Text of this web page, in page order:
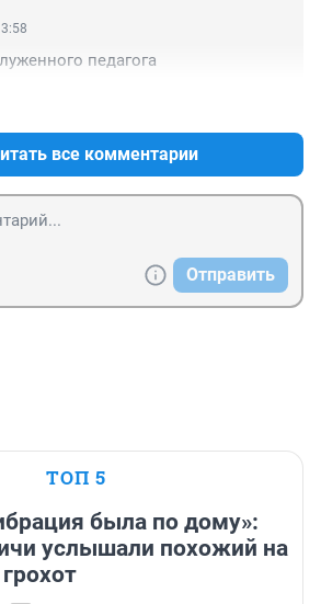
педагога
все комментарии
Отправить
ТОП 5
была по дому»:
услышали похожий на